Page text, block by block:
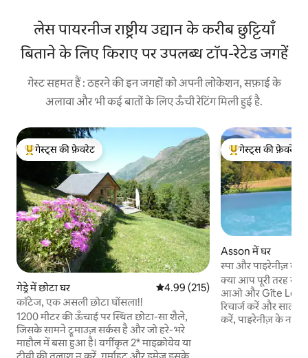
लेस पायरनीज राष्ट्रीय उद्यान के करीब छुट्टियाँ
बिताने के लिए किराए पर उपलब्ध टॉप-रेटेड जगहें
गेस्ट सहमत हैं : ठहरने की इन जगहों को अपनी लोकेशन, सफ़ाई के
अलावा और भी कई बातों के लिए ऊँची रेटिंग मिली हुई है.
गेस्ट्स का टॉप फ़ेवरेट
गेस्ट्स की फ़ेवरेट
गेड्रे में छोटा घर औसत रेटिंग 5 में से 4.99, 215 समीक्षाएँ
4.99 (215)
कॉटेज, एक असली छोटा घोंसला!!
1200 मीटर की ऊँचाई पर स्थित छोटा-सा शैले,
जिसके सामने ट्रूमाउज़ सर्कस है और जो हरे-भरे
माहौल में बसा हुआ है। वर्गीकृत 2* माइक्रोवेव या
गेस्ट्स का टॉप फ़ेवरेट
गेस्ट्स की फ़ेवरेट
Asson में घर
स्पा और पाइरेनीज़
क्या आप पूरी तरह से
आओ और Gîte Le
रिचार्ज करें और साल
करें, पाइरेनीज़ के